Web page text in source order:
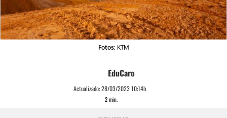
Fotos:KTM
EduCaro
Actualizado:28/03/2023 10:14h
2min.